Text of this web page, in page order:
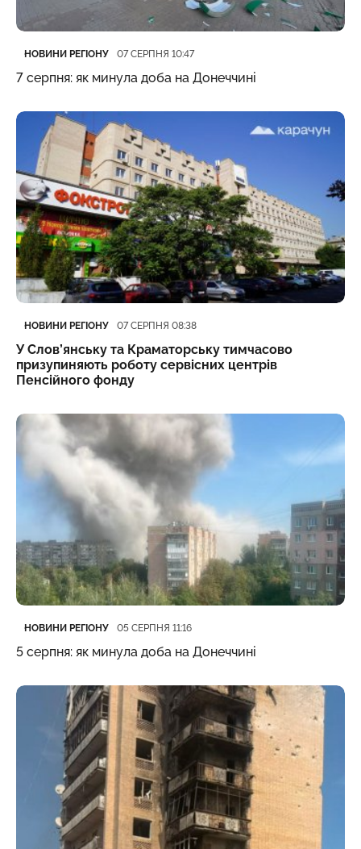
Категорія
НОВИНИ РЕГІОНУ
Дата публікації 07 СЕРПНЯ 10:47
7 серпня: як минула доба на Донеччині
Категорія
НОВИНИ РЕГІОНУ
Дата публікації 07 СЕРПНЯ 08:38
У Слов’янську та Краматорську тимчасово
призупиняють роботу сервісних центрів
Пенсійного фонду
Категорія
НОВИНИ РЕГІОНУ
Дата публікації 05 СЕРПНЯ 11:16
5 серпня: як минула доба на Донеччині